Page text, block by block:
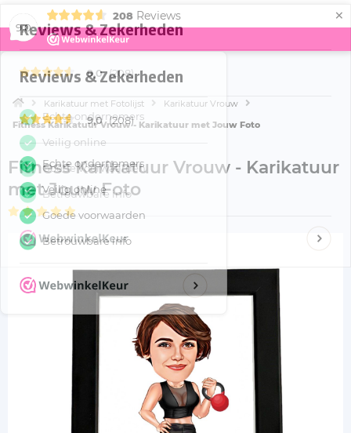
9,0
208 Reviews ×
Menu
Karikatuur met Fotolijst
Karikatuur Vrouw
Fitness Karikatuur Vrouw - Karikatuur met Jouw Foto
Fitness Karikatuur Vrouw - Karikatuur
met Jouw Foto